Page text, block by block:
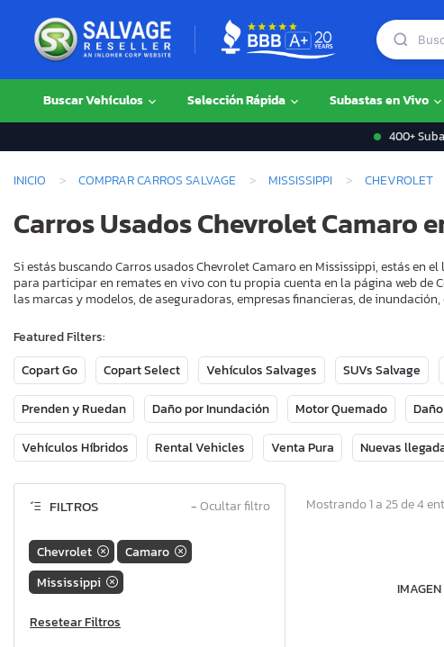
Buscar Vehículos Selección Rápida Subastas en Vivo
400+
INICIO COMPRAR CARROS SALVAGE MISSISSIPPI CHEVROLET
Carros Usados Chevrolet Camaro
Si estás buscando Carros usados Chevrolet Camaro en Mississippi, estás
para participar en remates en vivo con tu propia cuenta en la página web de
las marcas y modelos, de aseguradoras, empresas financieras, de
Featured Filters:
Copart Go
Copart Select Vehículos Salvages SUVs Salvage
Prenden y Ruedan Daño por Inundación Motor Quemado
Vehículos Híbridos Rental Vehicles Venta Pura Nuevas
FILTROS −Ocultar filtro
Chevrolet
Camaro
Mississippi
Mostrando 1 a 25 de 4
IMAGEN